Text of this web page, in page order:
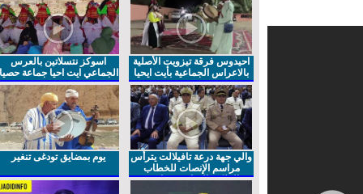
احيدوس فرقة تيزويت الأصلية
بالاعراس الجماعية بأيت ايحيا
اسوكز نتسلاتين بالعرس
الجماعي ايت احيا جماعة حصيا
والي جهة درعة تافيلالت يترأس
مراسم الإنصات للخطاب
الملكي السامي بمناسبة
يوم بمضايق تودغى تنغير